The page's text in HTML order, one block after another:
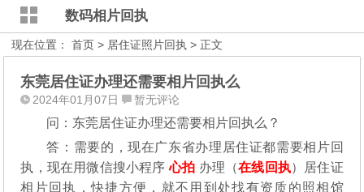
数码相片回执
现在位置：首页 > 居住证照片回执 > 正文
东莞居住证办理还需要相片回执么
2024年01月07日 暂无评论
问：东莞居住证办理还需要相片回执么？
答：需要的，现在广东省办理居住证都需要相片回
执，现在用微信搜小程序心拍 办理（在线回执）居住证
相片回执，快捷方便，就不用到处找有资质的照相馆